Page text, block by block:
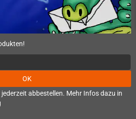
OK
abbestellen. Mehr Infos dazu in